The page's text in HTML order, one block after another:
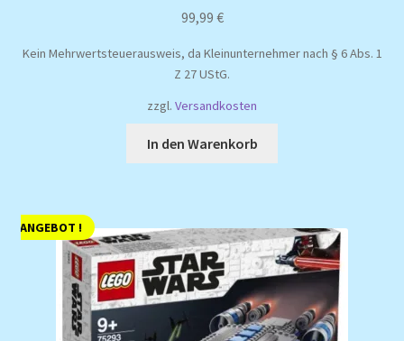
99,99 €
Kein Mehrwertsteuerausweis, da Kleinunternehmer nach § 6 Abs. 1
Z 27 UStG.
zzgl. Versandkosten
In den Warenkorb
ANGEBOT !